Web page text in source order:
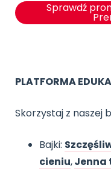
Sprawdź
PLATFORMA
Skorzystaj z naszej
Bajki:
cieniu,Jenna